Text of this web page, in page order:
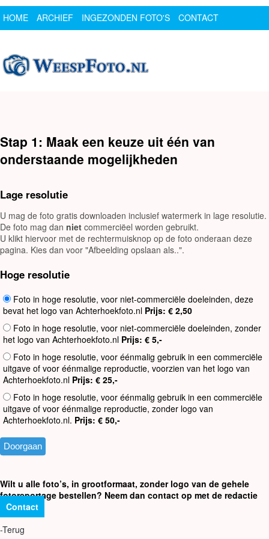
HOME ARCHIEF INGEZONDEN FOTO'S
CONTACT
Stap 1: Maak een keuze uit één van
onderstaande mogelijkheden
Lage resolutie
U mag de foto gratis downloaden inclusief watermerk in lage resolutie.
De foto mag dan niet commerciëel worden gebruikt.
U klikt hiervoor met de rechtermuisknop op de foto onderaan deze
pagina. Kies dan voor "Afbeelding opslaan als..".
Hoge resolutie
Foto in hoge resolutie, voor niet-commerciële doeleinden, deze
bevat het logo van Achterhoekfoto.nl Prijs: € 2,50
Foto in hoge resolutie, voor niet-commerciële doeleinden, zonder
het logo van Achterhoekfoto.nl Prijs: € 5,-
Foto in hoge resolutie, voor éénmalig gebruik in een commerciële
uitgave of voor éénmalige reproductie, voorzien van het logo van
Achterhoekfoto.nl Prijs: € 25,-
Foto in hoge resolutie, voor éénmalig gebruik in een commerciële
uitgave of voor éénmalige reproductie, zonder logo van
Achterhoekfoto.nl. Prijs: € 50,-
Wilt u alle foto’s, in grootformaat, zonder logo van de gehele
fotoreportage bestellen? Neem dan contact op met de redactie
Contact
-Terug